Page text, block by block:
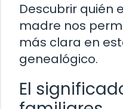
Descubrir quién
madre nos
más clara en
genealógico.
El